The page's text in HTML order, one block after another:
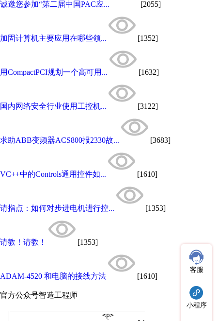
诚邀您参加“第二届中国PAC应... [2055]
加固计算机主要应用在哪些领... [1352]
用CompactPCI规划一个高可用... [1632]
国内网络安全行业使用工控机... [3122]
求助ABB变频器ACS800报2330故... [3683]
VC++中的Controls通用控件如... [1610]
请指点：如何对步进电机进行控... [1353]
请教！请教！ [1353]
ADAM-4520 和电脑的接线方法 [1610]
官方公众号智造工程师
客服
小程序